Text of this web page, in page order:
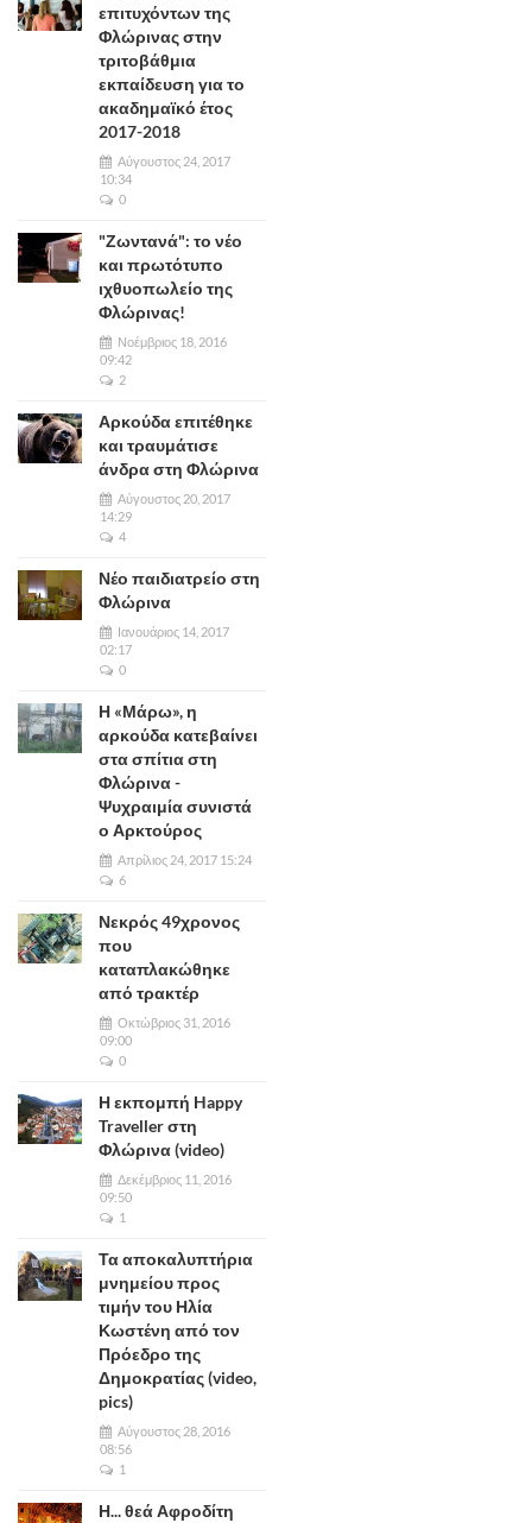
επιτυχόντων της
Φλώρινας στην
τριτοβάθμια
εκπαίδευση για το
ακαδημαϊκό έτος
2017-2018
Αύγουστος 24, 2017
10:34
0
"Ζωντανά": το νέο
και πρωτότυπο
ιχθυοπωλείο της
Φλώρινας!
Νοέμβριος 18, 2016
09:42
2
Αρκούδα επιτέθηκε
και τραυμάτισε
άνδρα στη Φλώρινα
Αύγουστος 20, 2017
14:29
4
Νέο παιδιατρείο στη
Φλώρινα
Ιανουάριος 14, 2017
02:17
0
Η «Μάρω», η
αρκούδα κατεβαίνει
στα σπίτια στη
Φλώρινα -
Ψυχραιμία συνιστά
ο Αρκτούρος
Απρίλιος 24, 2017 15:24
6
Νεκρός 49χρονος
που
καταπλακώθηκε
από τρακτέρ
Οκτώβριος 31, 2016
09:00
0
Η εκπομπή Happy
Traveller στη
Φλώρινα (video)
Δεκέμβριος 11, 2016
09:50
1
Τα αποκαλυπτήρια
μνημείου προς
τιμήν του Ηλία
Κωστένη από τον
Πρόεδρο της
Δημοκρατίας (video,
pics)
Αύγουστος 28, 2016
08:56
1
Η... θεά Αφροδίτη